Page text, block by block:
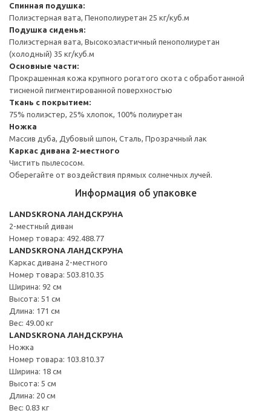
Спинная подушка:
Полиэстерная вата, Пенополиуретан 25 кг/куб.м
Подушка сиденья:
Полиэстерная вата, Высокоэластичный пенополиуретан
(холодный) 35 кг/куб.м
Основные части:
Прокрашенная кожа крупного рогатого скота с обработанной
тисненой пигментированной поверхностью
Ткань с покрытием:
75% полиэстер, 25% хлопок, 100% полиуретан
Ножка
Массив дуба, Дубовый шпон, Сталь, Прозрачный лак
Каркас дивана 2-местного
Чистить пылесосом.
Оберегайте от воздействия прямых солнечных лучей.
Информация об упаковке
LANDSKRONA ЛАНДСКРУНА
2-местный диван
Номер товара: 492.488.77
LANDSKRONA ЛАНДСКРУНА
Каркас дивана 2-местного
Номер товара: 503.810.35
Ширина: 92 см
Высота: 51 см
Длина: 171 см
Вес: 49.00 кг
LANDSKRONA ЛАНДСКРУНА
Ножка
Номер товара: 103.810.37
Ширина: 18 см
Высота: 5 см
Длина: 20 см
Вес: 0.83 кг